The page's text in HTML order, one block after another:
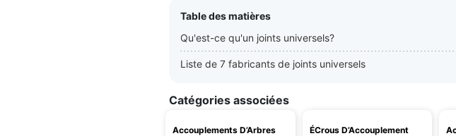
Table des matières
Qu'est-ce qu'un joints universels?
Liste de 7 fabricants de joints universels
Catégories associées
Accouplements D’Arbres
ÉCrous D’Accouplement